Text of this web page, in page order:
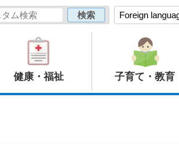
Foreign
健康・福祉 子育て・教育